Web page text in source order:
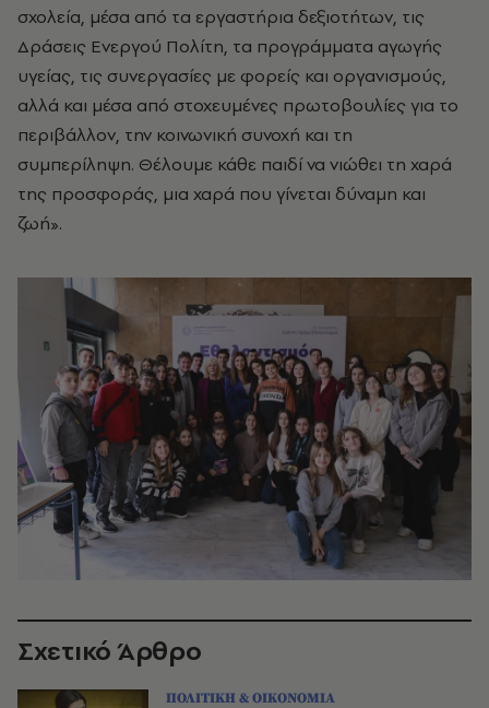
σχολεία, μέσα από τα εργαστήρια δεξιοτήτων, τις
Δράσεις Ενεργού Πολίτη, τα προγράμματα αγωγής
υγείας, τις συνεργασίες με φορείς και οργανισμούς,
αλλά και μέσα από στοχευμένες πρωτοβουλίες για το
περιβάλλον, την κοινωνική συνοχή και τη
συμπερίληψη. Θέλουμε κάθε παιδί να νιώθει τη χαρά
της προσφοράς, μια χαρά που γίνεται δύναμη και
ζωή».
Σχετικό Άρθρο
ΠΟΛΙΤΙΚΗ & ΟΙΚΟΝΟΜΙΑ